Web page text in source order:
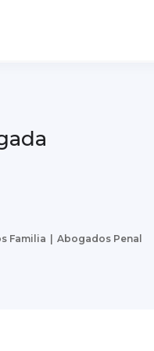
Familia Abogados Penal